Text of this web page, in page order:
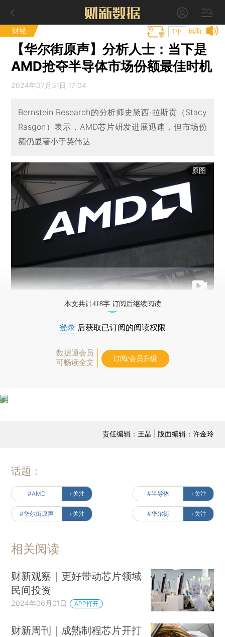
财经 试听
T中
【华尔街原声】分析人士：当下是
AMD抢夺半导体市场份额最佳时机
2024年07月31日 17:04
Bernstein Research的分析师史黛西·拉斯贡（Stacy
Rasgon）表示，AMD芯片研发进展迅速，但市场份
额仍显著小于英伟达
原图
本文共计418字 订阅后继续阅读
登录 后获取已订阅的阅读权限
数据通会员
可畅读全文
订阅/会员升级
责任编辑：王晶 | 版面编辑：许金玲
话题：
#AMD +关注 #半导体 +关注
#华尔街原声 +关注 #华尔街 +关注
相关阅读
财新观察｜更好带动芯片领域
民间投资
2024年06月01日 APP打开
财新周刊｜成熟制程芯片开打